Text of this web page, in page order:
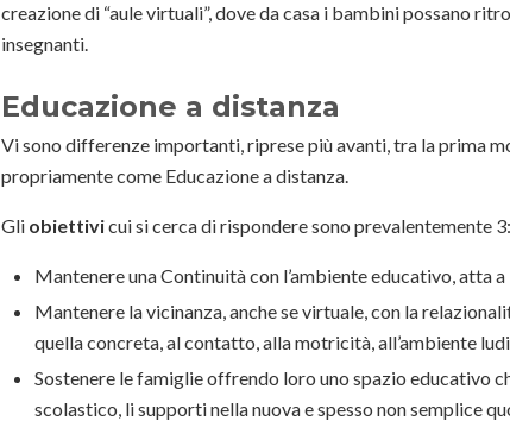
creazione di “aule virtuali”, dove da casa i bambini possano
insegnanti.
Educazione a distanza
Vi sono differenze importanti, riprese più avanti, tra la prima
propriamente come Educazione a distanza.
Gli obiettivicui si cerca di rispondere sono prevalentemente 3:
Mantenere una Continuità con l’ambiente educativo, atta
Mantenere la vicinanza, anche se virtuale, con la
quella concreta, al contatto, alla motricità, all’ambiente
Sostenere le famiglie offrendo loro uno spazio educativo
scolastico, li supporti nella nuova e spesso non semplice